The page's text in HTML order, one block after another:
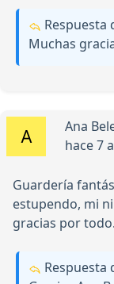
Respuesta
Muchas
Ana
hace 7
Guardería
estupendo, mi
gracias por todo.
Respuesta